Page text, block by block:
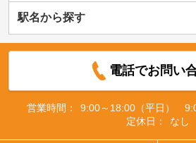
駅名から探す
電話でお問い
営業時間：
9:00～18:00（平日）
定休日：
なし